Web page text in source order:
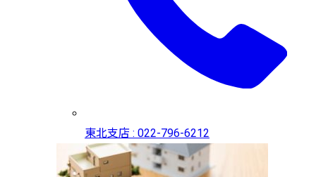
東北支店 : 022-796-6212